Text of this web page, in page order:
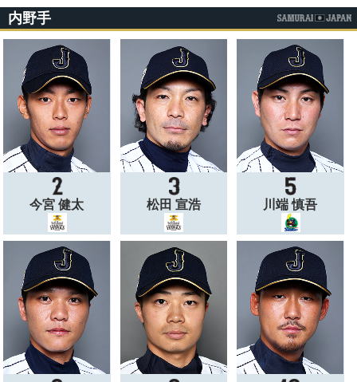
内野手
今宮 健太 松田 宣浩 川端 慎吾